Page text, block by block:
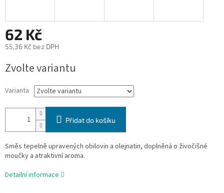
62 Kč
55,36 Kč bez DPH
cena:
Zvolte variantu
Varianta
Přidat do košíku
Směs tepelně upravených obilovin a olejnatin, doplněná o živočišné
moučky a atraktivní aroma.
Detailní informace